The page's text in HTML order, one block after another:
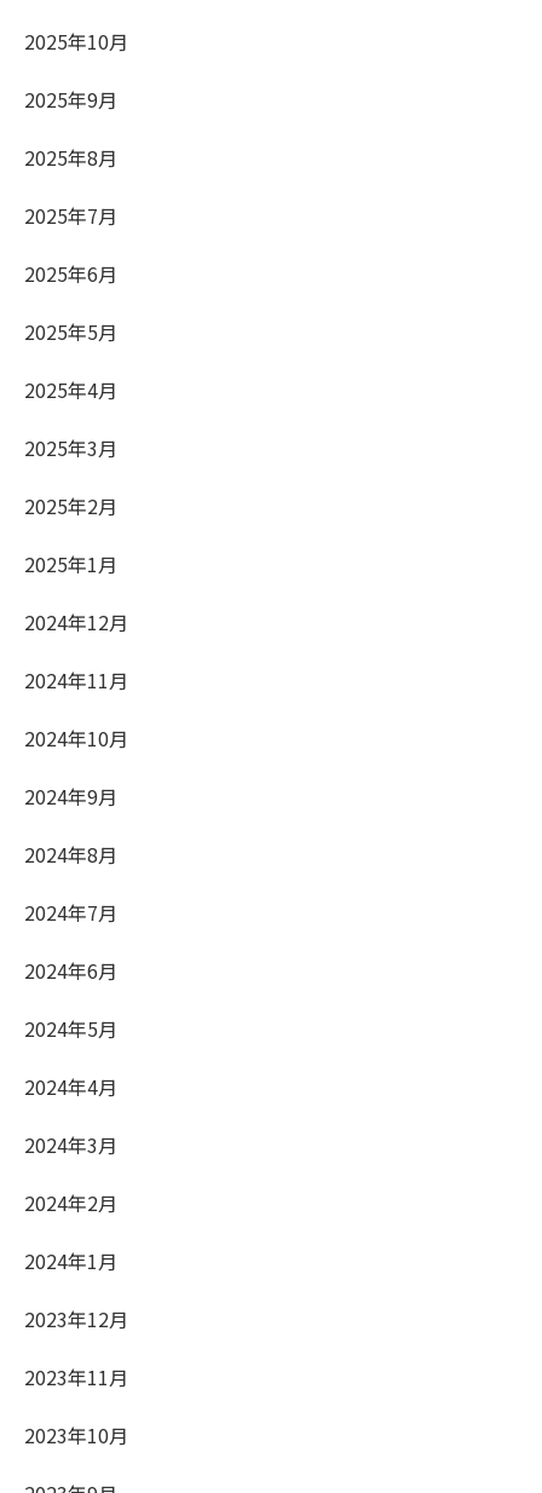
2025年10月
2025年9月
2025年8月
2025年7月
2025年6月
2025年5月
2025年4月
2025年3月
2025年2月
2025年1月
2024年12月
2024年11月
2024年10月
2024年9月
2024年8月
2024年7月
2024年6月
2024年5月
2024年4月
2024年3月
2024年2月
2024年1月
2023年12月
2023年11月
2023年10月